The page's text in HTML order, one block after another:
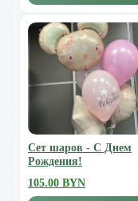
Сет шаров - С Днем
Рождения!
105.00 BYN